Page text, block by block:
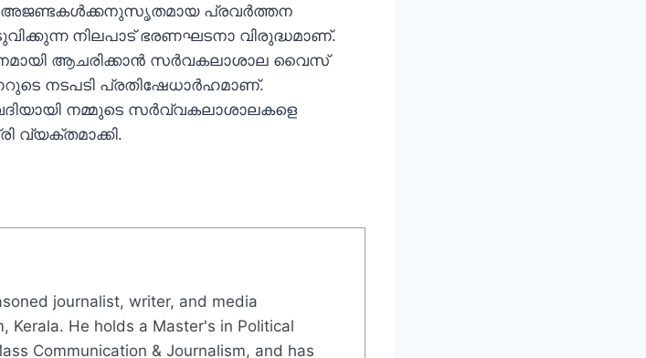
അജണ്ടകള്‍ക്കനുസൃതമായ പ്രവര്‍ത്തന
നിലപാട് ഭരണഘടനാ വിരുദ്ധമാണ്.
ആചരിക്കാന്‍ സർവകലാശാല വൈസ്
നടപടി പ്രതിഷേധാര്‍ഹമാണ്.
നമ്മുടെ സര്‍വ്വകലാശാലകളെ
വ്യക്തമാക്കി.
journalist, writer, and media
Kerala. He holds a Master's in Political
Communication & Journalism, and has